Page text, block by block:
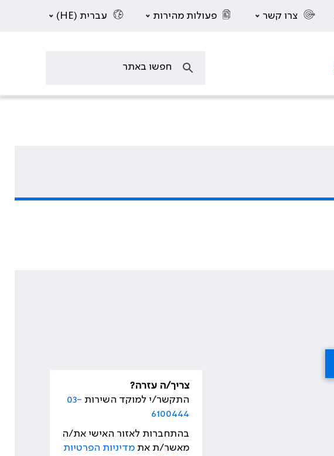
צרו קשר פעולות מהירות עברית (HE)
צריך/ה עזרה?
התקשר/י למוקד השירות 03-
6100444
בהתחברות לאזור האישי את/ה
מאשר/ת אתמדיניות הפרטיות